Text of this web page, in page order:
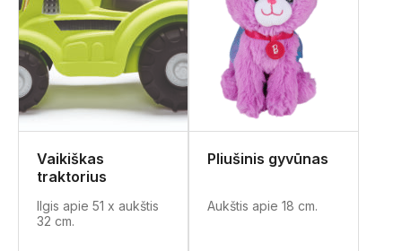
Vaikiškas
traktorius
Ilgis apie 51 x aukštis
32 cm.
Pliušinis gyvūnas
Aukštis apie 18 cm.